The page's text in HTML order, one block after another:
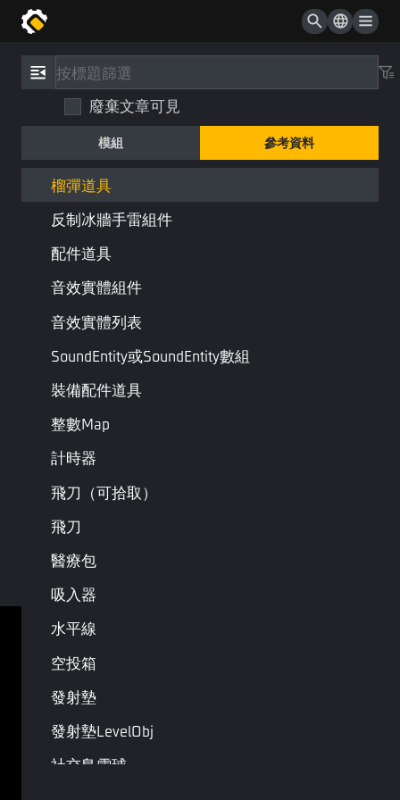
廢棄文章可見
模組 參考資料
投擲物道具基類
榴彈發射器
弓箭道具
榴彈道具
反制冰牆手雷組件
配件道具
音效實體組件
音效實體列表
SoundEntity或SoundEntity數組
裝備配件道具
整數Map
計時器
飛刀（可拾取）
飛刀
醫療包
吸入器
水平線
空投箱
發射墊
發射墊LevelObj
社交島雪球
參考資料 /
榴彈道具
物品 組件
投擲物道具基類
投擲物道具
最後一頁
版權所有 © Garena Online，保留一切權利。各商標權